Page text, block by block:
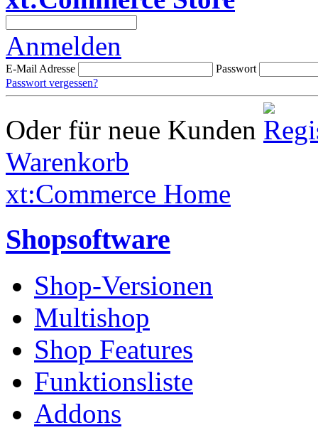
Anmelden
E-Mail Adresse
Passwort
Passwort vergessen?
Oder für neue Kunden
Warenkorb
xt:Commerce Home
Shopsoftware
Shop-Versionen
Multishop
Shop Features
Funktionsliste
Addons